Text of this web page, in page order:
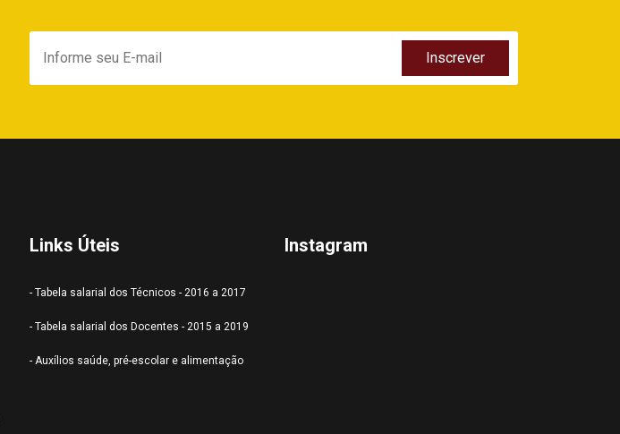
Links Úteis
- Tabela salarial dos Técnicos - 2016 a 2017
- Tabela salarial dos Docentes - 2015 a 2019
- Auxílios saúde, pré-escolar e alimentação
Instagram